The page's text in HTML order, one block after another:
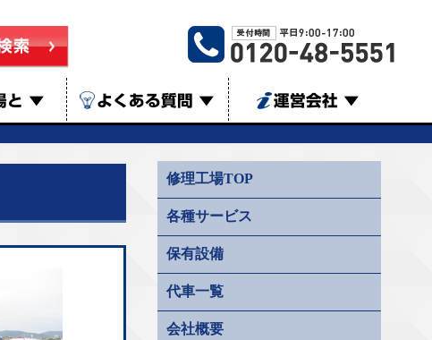
と ▼ よくある質問 ▼ 運営会社 ▼
修理工場TOP
各種サービス
保有設備
代車一覧
会社概要